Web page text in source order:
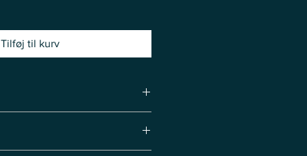
Tilføj til kurv